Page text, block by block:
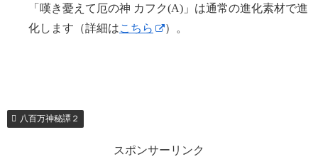
「嘆き憂えて厄の神 カフク(A)」は通常の進化素材で進
化します（詳細はこちら ）。
八百万神秘譚２
スポンサーリンク